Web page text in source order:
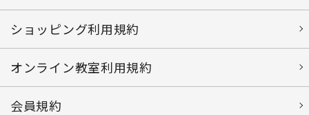
ショッピング利用規約
オンライン教室利用規約
会員規約